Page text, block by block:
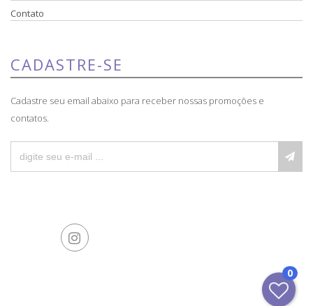
Contato
CADASTRE-SE
Cadastre seu email abaixo para receber nossas promoções e
contatos.
0